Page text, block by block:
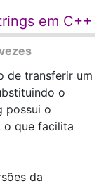
em C++
de transferir um
o
possui o
o que facilita
da